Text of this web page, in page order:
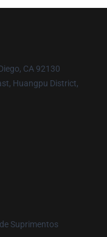
CA 92130
Huangpu District,
Suprimentos